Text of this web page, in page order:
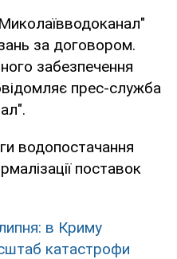
за договором.
забезпечення
прес-служба
водопостачання
поставок
в Криму
катастрофи